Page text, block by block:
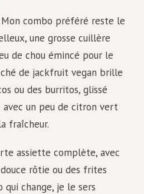
Mon combo préféré reste le
une grosse cuillère
de chou émincé pour le
de jackfruit vegan brille
ou des burritos, glissé
un peu de citron vert
fraîcheur.
assiette complète, avec
rôtie ou des frites
qui change, je le sers